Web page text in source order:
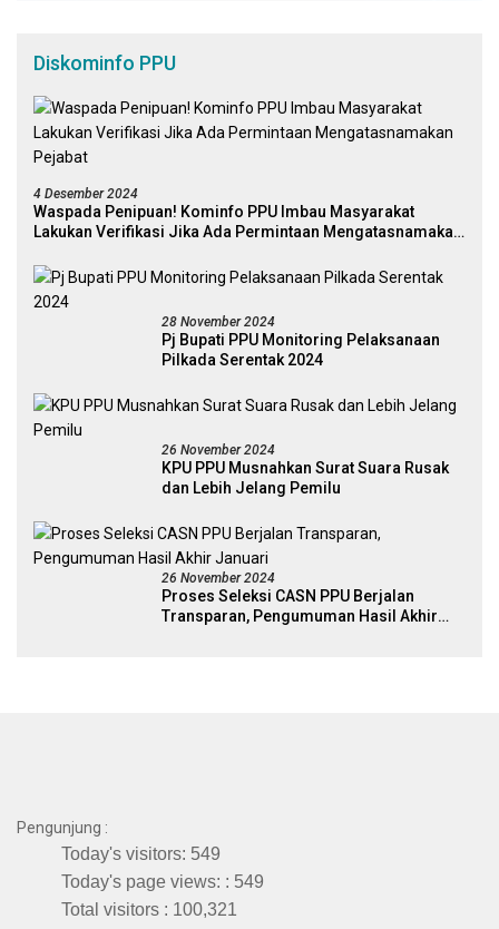
Diskominfo PPU
4 Desember 2024
Waspada Penipuan! Kominfo PPU Imbau Masyarakat
Lakukan Verifikasi Jika Ada Permintaan Mengatasnamakan
28 November 2024
Pj Bupati PPU Monitoring Pelaksanaan
Pilkada Serentak 2024
26 November 2024
KPU PPU Musnahkan Surat Suara Rusak
dan Lebih Jelang Pemilu
26 November 2024
Proses Seleksi CASN PPU Berjalan
Transparan, Pengumuman Hasil Akhir
Pengunjung :
Today's visitors: 549
Today's page views: : 549
Total visitors : 100,321